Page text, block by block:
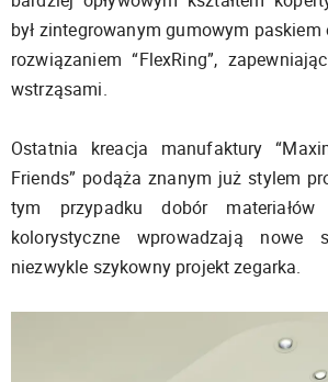
był zintegrowanym gumowym
rozwiązaniem “FlexRing”,
wstrząsami.
Ostatnia kreacja manufaktury
Friends” podąża znanym już stylem
tym przypadku dobór materiałów
kolorystyczne wprowadzają nowe
niezwykle szykowny projekt zegarka.